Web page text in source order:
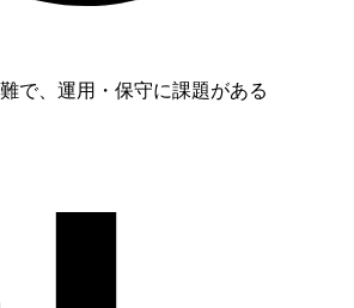
で、運用・保守に課題がある